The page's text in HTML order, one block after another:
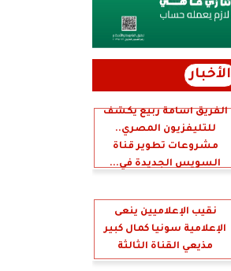
الأخبار
الفريق أسامة ربيع يكشف
للتليفزيون المصري..
مشروعات تطوير قناة
السويس الجديدة في...
نقيب الإعلاميين ينعى
الإعلامية سونيا كمال كبير
مذيعي القناة الثالثة